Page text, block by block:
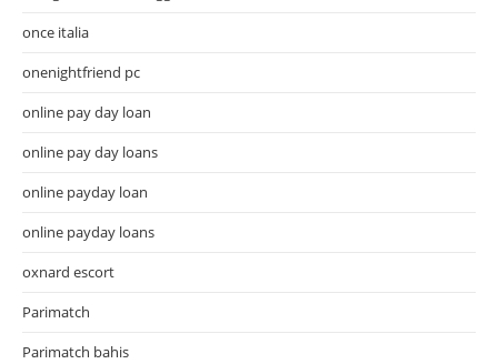
once italia
onenightfriend pc
online pay day loan
online pay day loans
online payday loan
online payday loans
oxnard escort
Parimatch
Parimatch bahis